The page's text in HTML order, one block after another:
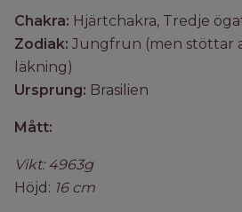
Chakra: Hjärtchakra, Tredje
Zodiak: Jungfrun (men stöttar
läkning)
Ursprung: Brasilien
Mått:
Vikt: 4963g
Höjd: 16 cm